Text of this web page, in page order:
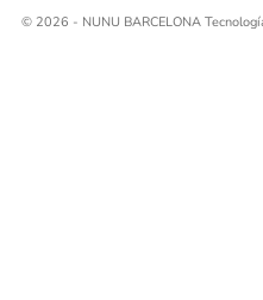
© 2026 - NUNU BARCELONA